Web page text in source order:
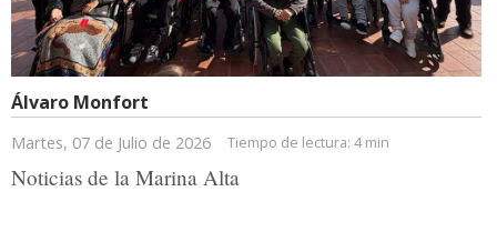
Álvaro Monfort
Martes, 07 de Julio de 2026 Tiempo de lectura: 4 min
Noticias de la Marina Alta